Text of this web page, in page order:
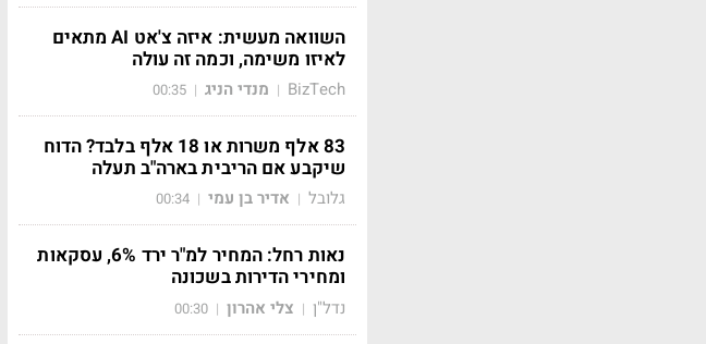
השוואה מעשית: איזה צ'אט AI מתאים
לאיזו משימה, וכמה זה עולה
BizTech
| מנדי הניג |
00:35
83 אלף משרות או 18 אלף בלבד? הדוח
שיקבע אם הריבית בארה"ב תעלה
גלובל | אדיר בן עמי |
00:34
נאות רחל: המחיר למ"ר ירד 6%, עסקאות
ומחירי הדירות בשכונה
נדל"ן | צלי אהרון |
00:30